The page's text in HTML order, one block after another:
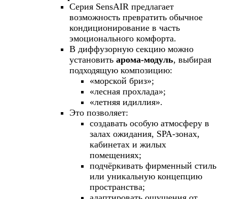
Серия SensAIR предлагает
возможность превратить обычное
кондиционирование в часть
эмоционального комфорта.
В диффузорную секцию можно
установить арома-модуль, выбирая
подходящую композицию:
«морской бриз»;
«лесная прохлада»;
«летняя идиллия».
Это позволяет:
создавать особую атмосферу в
залах ожидания, SPA-зонах,
кабинетах и жилых
помещениях;
подчёркивать фирменный стиль
или уникальную концепцию
пространства;